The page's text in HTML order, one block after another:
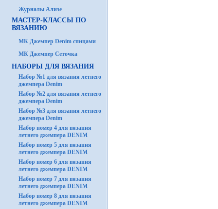
Журналы Ализе
МАСТЕР-КЛАССЫ ПО
ВЯЗАНИЮ
МК Джемпер Denim спицами
МК Джемпер Сеточка
НАБОРЫ ДЛЯ ВЯЗАНИЯ
Набор №1 для вязания летнего
джемпера Denim
Набор №2 для вязания летнего
джемпера Denim
Набор №3 для вязания летнего
джемпера Denim
Набор номер 4 для вязания
летнего джемпера DENIM
Набор номер 5 для вязания
летнего джемпера DENIM
Набор номер 6 для вязания
летнего джемпера DENIM
Набор номер 7 для вязания
летнего джемпера DENIM
Набор номер 8 для вязания
летнего джемпера DENIM